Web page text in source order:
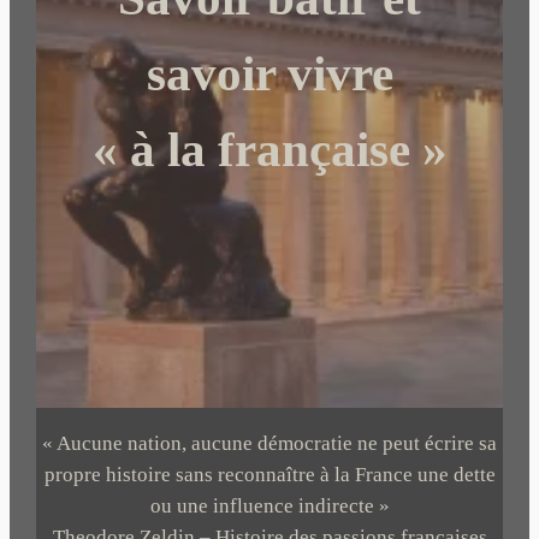
r
savoir vivre
« à la française »
« Aucune nation, aucune démocratie ne peut écrire sa
propre histoire sans reconnaître à la France une dette
ou une influence indirecte »